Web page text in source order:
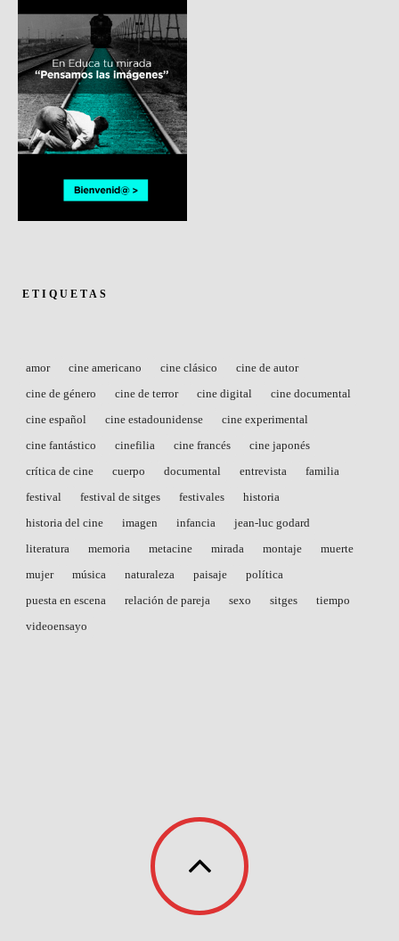
ETIQUETAS
amor cine americano cine clásico
cine de autor
cine de género
cine de terror cine digital
cine documental
cine español
cine estadounidense
cine experimental
cine fantástico
cinefilia cine francés
cine japonés
crítica de cine
cuerpo documental entrevista
familia
festival
festival de sitges festivales
historia
historia del cine
imagen infancia
jean-luc godard
literatura
memoria metacine mirada montaje
muerte
mujer
música naturaleza paisaje
política
puesta en escena
relación de pareja sexo sitges
tiempo
videoensayo